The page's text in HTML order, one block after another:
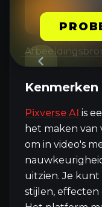
Kenmerken
Pixverse AI is
het maken van
om in video's
uitzien. Je kunt
stijlen,